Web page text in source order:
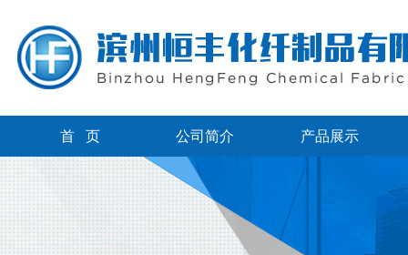
首 页 公司简介 产品展示